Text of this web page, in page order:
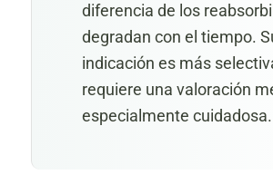
diferencia de los
degradan con el tiempo.
indicación es más
requiere una valoración
especialmente cuidadosa.